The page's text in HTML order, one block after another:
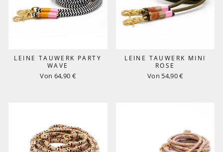
LEINE TAUWERK PARTY
WAVE
Von 64,90 €
LEINE TAUWERK MINI
ROSE
Von 54,90 €